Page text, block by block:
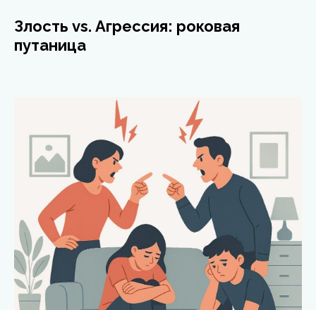
Злость vs. Агрессия: роковая
путаница